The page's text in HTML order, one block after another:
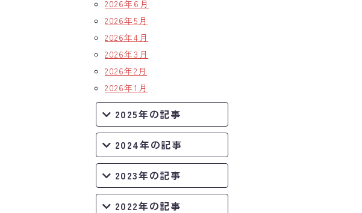
2026年6月
2026年5月
2026年4月
2026年3月
2026年2月
2026年1月
2025年の記事
2024年の記事
2023年の記事
2022年の記事